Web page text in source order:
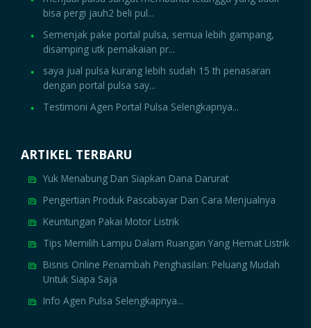
bisa pergi jauh2 beli pul...
Semenjak pake portal pulsa, semua lebih gampang,
disamping utk pemakaian pr...
saya jual pulsa kurang lebih sudah 15 th penasaran
dengan portal pulsa say...
Testimoni Agen Portal Pulsa Selengkapnya...
ARTIKEL TERBARU
Yuk Menabung Dan Siapkan Dana Darurat
Pengertian Produk Pascabayar Dan Cara Menjualnya
Keuntungan Pakai Motor Listrik
Tips Memilih Lampu Dalam Ruangan Yang Hemat Listrik
Bisnis Online Penambah Penghasilan: Peluang Mudah
Untuk Siapa Saja
Info Agen Pulsa Selengkapnya...